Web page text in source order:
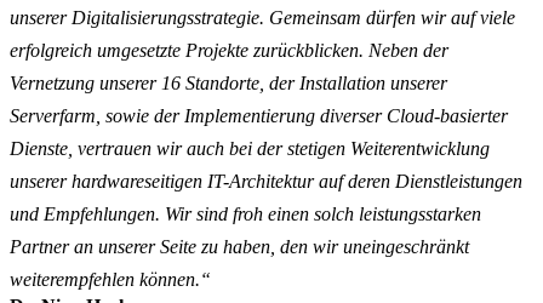
unserer Digitalisierungsstrategie. Gemeinsam dürfen wir auf viele
erfolgreich umgesetzte Projekte zurückblicken. Neben der
Vernetzung unserer 16 Standorte, der Installation unserer
Serverfarm, sowie der Implementierung diverser Cloud-basierter
Dienste, vertrauen wir auch bei der stetigen Weiterentwicklung
unserer hardwareseitigen IT-Architektur auf deren Dienstleistungen
und Empfehlungen. Wir sind froh einen solch leistungsstarken
Partner an unserer Seite zu haben, den wir uneingeschränkt
weiterempfehlen können.“